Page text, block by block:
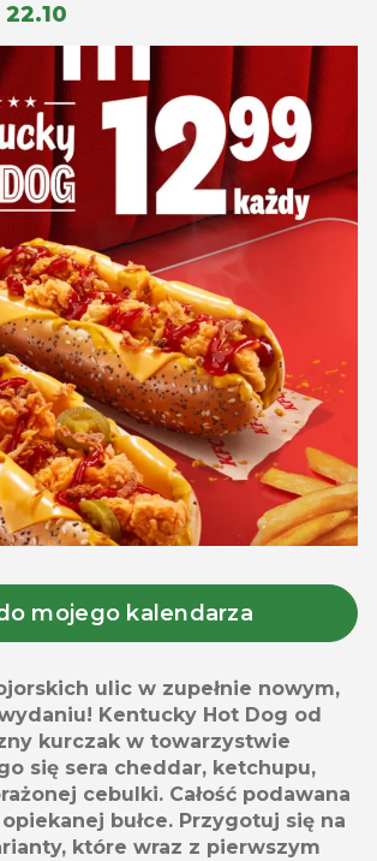
mojego kalendarza
ulic w zupełnie nowym,
Kentucky Hot Dog od
kurczak w towarzystwie
się sera cheddar, ketchupu,
cebulki. Całość podawana
bułce. Przygotuj się na
które wraz z pierwszym